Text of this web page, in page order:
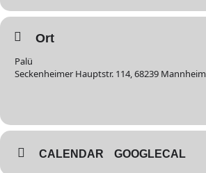
Ort
Palü
Seckenheimer Hauptstr. 114, 68239 Mannheim
CALENDAR GOOGLECAL